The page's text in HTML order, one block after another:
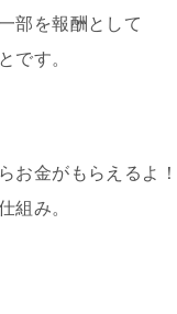
部を報酬として
です。
お金がもらえるよ！
組み。